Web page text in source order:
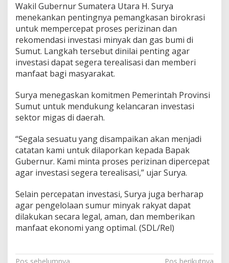
Wakil Gubernur Sumatera Utara H. Surya
menekankan pentingnya pemangkasan birokrasi
untuk mempercepat proses perizinan dan
rekomendasi investasi minyak dan gas bumi di
Sumut. Langkah tersebut dinilai penting agar
investasi dapat segera terealisasi dan memberi
manfaat bagi masyarakat.
Surya menegaskan komitmen Pemerintah Provinsi
Sumut untuk mendukung kelancaran investasi
sektor migas di daerah.
“Segala sesuatu yang disampaikan akan menjadi
catatan kami untuk dilaporkan kepada Bapak
Gubernur. Kami minta proses perizinan dipercepat
agar investasi segera terealisasi,” ujar Surya.
Selain percepatan investasi, Surya juga berharap
agar pengelolaan sumur minyak rakyat dapat
dilakukan secara legal, aman, dan memberikan
manfaat ekonomi yang optimal. (SDL/Rel)